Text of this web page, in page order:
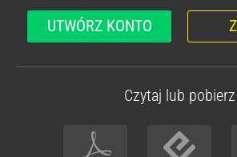
UTWÓRZ KONTO
Czytaj lub pobierz